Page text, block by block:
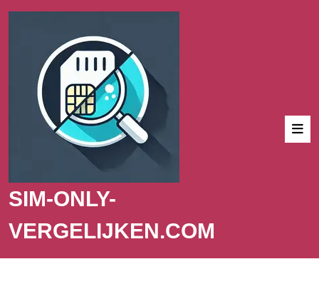
SIM-ONLY-
VERGELIJKEN.COM